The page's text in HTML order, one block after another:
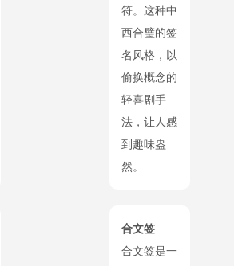
符。这种中
西合璧的签
名风格，以
偷换概念的
轻喜剧手
法，让人感
到趣味盎
然。
合文签
合文签是一